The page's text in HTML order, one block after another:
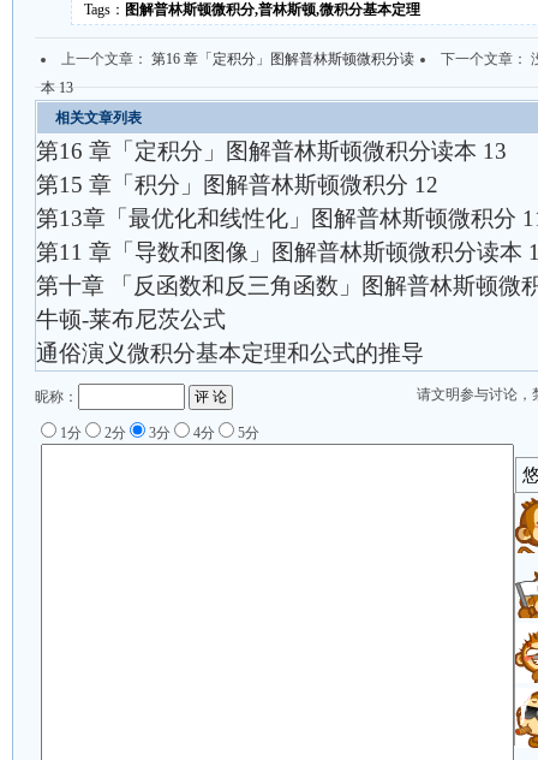
Tags： 图解普林斯顿微积分,普林斯顿,微积分基本定理
上一个文章： 第16 章「定积分」图解普林斯顿微积分读
本 13
下一个文章：
相关文章列表
第16 章「定积分」图解普林斯顿微积分读本 13
第15 章「积分」图解普林斯顿微积分 12
第13章「最优化和线性化」图解普林斯顿微积分
第11 章「导数和图像」图解普林斯顿微积分读本
第十章 「反函数和反三角函数」图解普林斯顿微
牛顿-莱布尼茨公式
通俗演义微积分基本定理和公式的推导
请文明参与讨论，
昵称：
1分 2分 3分 4分 5分